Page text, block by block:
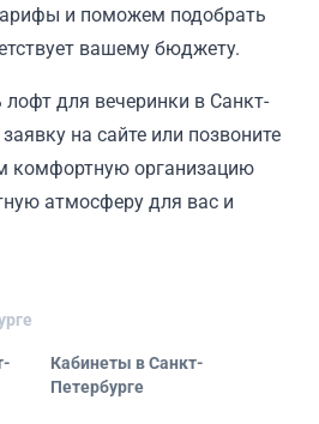
и поможем подобрать
вашему бюджету.
лофт для вечеринки в Санкт-
заявку на сайте или позвоните
комфортную организацию
атмосферу для вас и
Кабинеты в Санкт-
Петербурге